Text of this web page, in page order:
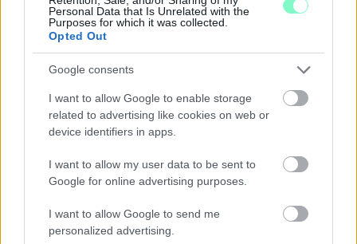
Personal Data that Is Unrelated with the
Purposes for which it was collected.
Opted Out
Google consents
I want to allow Google to enable storage
related to advertising like cookies on web or
device identifiers in apps.
I want to allow my user data to be sent to
Google for online advertising purposes.
I want to allow Google to send me
personalized advertising.
Átfogó energetikai fejlesztési programot fogadott el a
kormány.